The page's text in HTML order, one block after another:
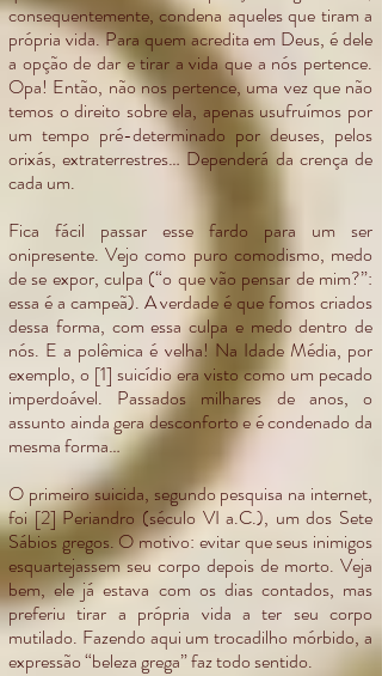
consequentemente, condena aqueles que tiram a
própria vida. Para quem acredita em Deus, é dele
a opção de dar e tirar a vida que a nós pertence.
Opa! Então, não nos pertence, uma vez que não
temos o direito sobre ela, apenas usufruímos por
um tempo pré-determinado por deuses, pelos
orixás, extraterrestres… Dependerá da crença de
cada um.
Fica fácil passar esse fardo para um ser
onipresente. Vejo como puro comodismo, medo
de se expor, culpa (“o que vão pensar de mim?”:
essa é a campeã). A verdade é que fomos criados
dessa forma, com essa culpa e medo dentro de
nós. E a polêmica é velha! Na Idade Média, por
exemplo, o [1] suicídio era visto como um pecado
imperdoável. Passados milhares de anos, o
assunto ainda gera desconforto e é condenado da
mesma forma…
O primeiro suicida, segundo pesquisa na internet,
foi [2] Periandro (século VI a.C.), um dos Sete
Sábios gregos. O motivo: evitar que seus inimigos
esquartejassem seu corpo depois de morto. Veja
bem, ele já estava com os dias contados, mas
preferiu tirar a própria vida a ter seu corpo
mutilado. Fazendo aqui um trocadilho mórbido, a
expressão “beleza grega” faz todo sentido.